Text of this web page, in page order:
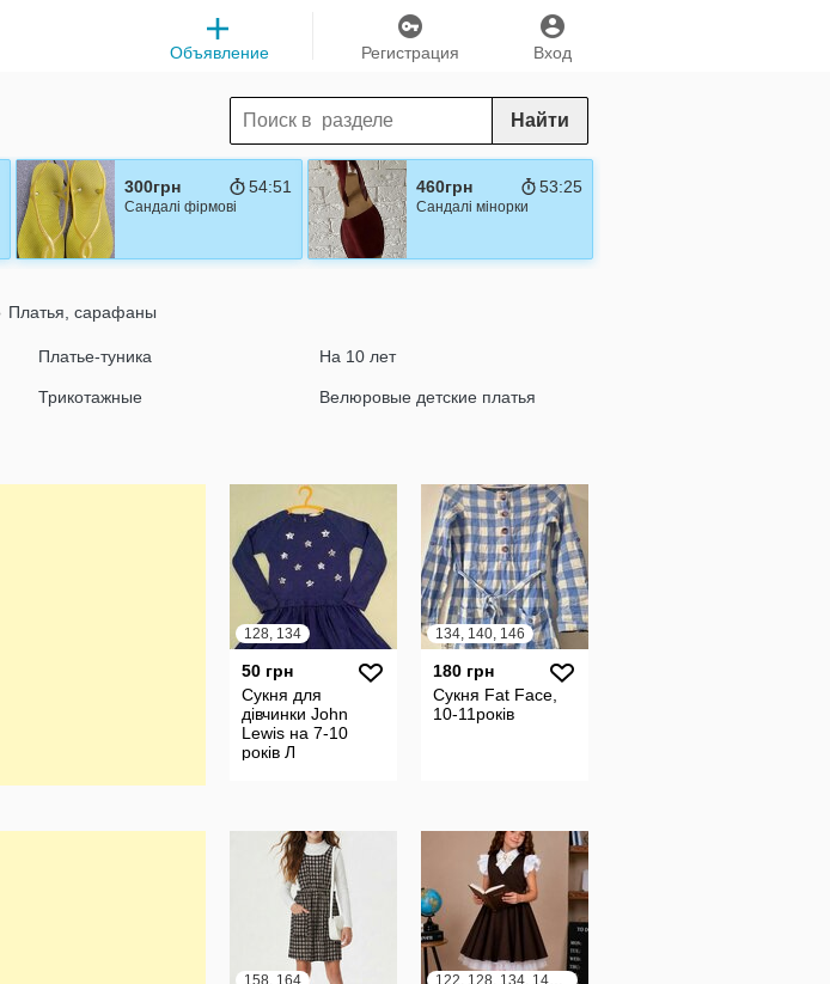
Вход
Регистрация
Объявление
Найти
300грн 54:50
Сандалі фірмові
460грн 53:24
Сандалі мінорки
Платья, сарафаны
Платье-туника На 10 лет
Трикотажные Велюровые детские платья
128, 134
50 грн
Сукня для
дівчинки John
Lewis на 7-10
років Л
134, 140, 146
180 грн
Сукня Fat Face,
10-11років
158, 164 122, 128, 134, 140, 146